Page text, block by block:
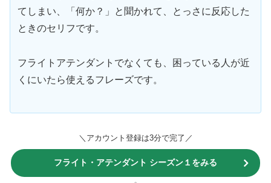
てしまい、「何か？」と聞かれて、とっさに反応した
ときのセリフです。
フライトアテンダントでなくても、困っている人が近
くにいたら使えるフレーズです。
＼アカウント登録は3分で完了／
フライト・アテンダント シーズン１をみる